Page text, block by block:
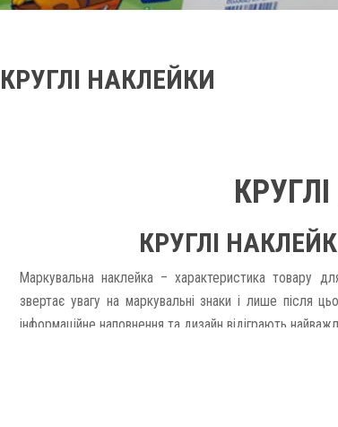
КРУГЛІ НАКЛЕЙКИ
КРУГЛІ
Маркувальна наклейка – характеристика товару
звертає увагу на маркувальні знаки і лише після
інформаційне наповнення та дизайн відіграють